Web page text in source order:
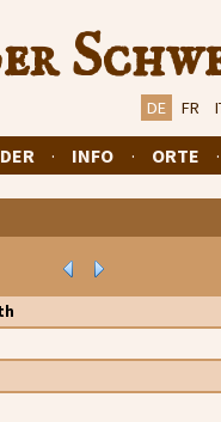
DE FR
· INFO · ORTE ·